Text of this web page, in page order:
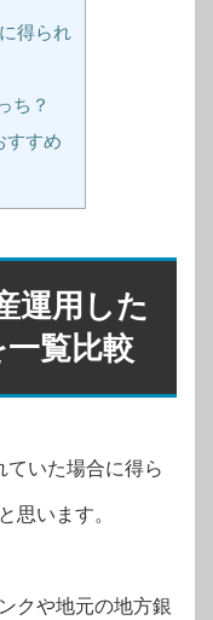
得られ
ち？
すすめ
運用した
覧比較
ていた場合に得ら
思います。
クや地元の地方銀